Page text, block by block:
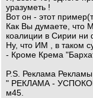
уразуметь !
Вот он - этот
Как Вы думаете, что
коалиции в Сирии ни
Ну, что ИМ , в таком
- Кроме Крема
P.S. Реклама
" РЕКЛАМА -
м45.